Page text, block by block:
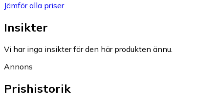
Jämför alla priser
Insikter
Vi har inga insikter för den här produkten ännu.
Annons
Prishistorik